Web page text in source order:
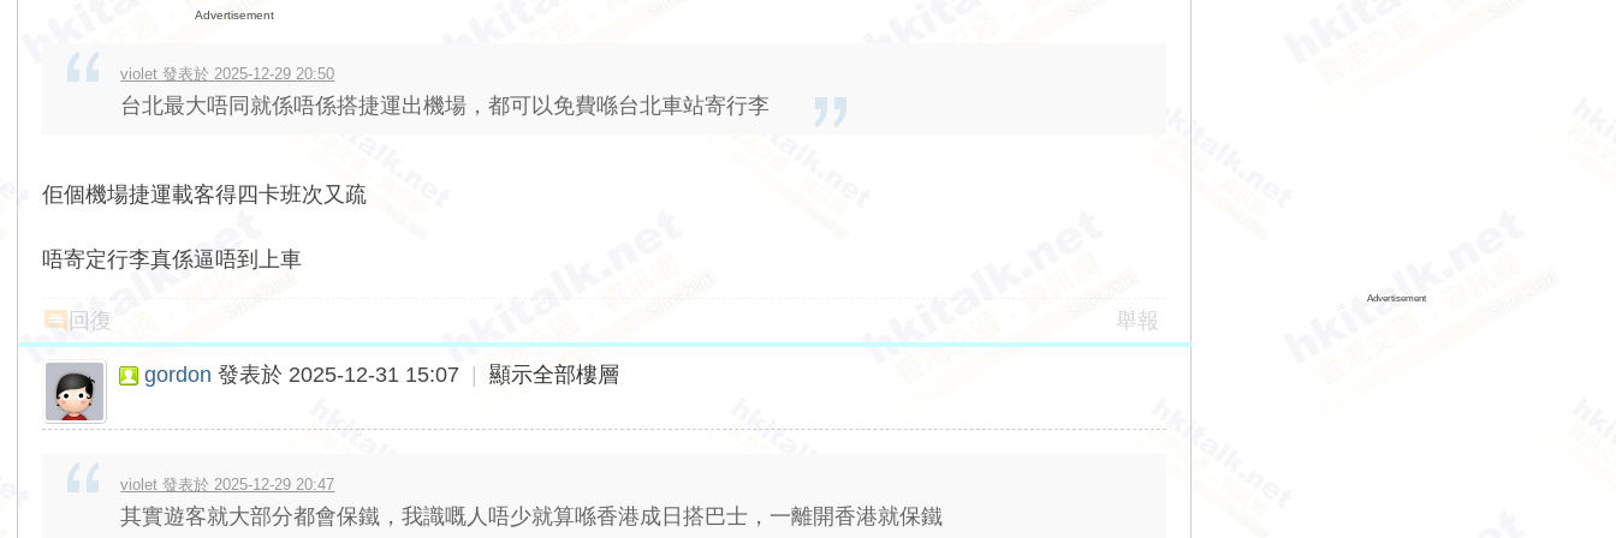
Advertisement
violet 發表於 2025-12-29 20:50
台北最大唔同就係唔係搭捷運出機場，都可以免費喺台北車站寄行李
佢個機場捷運載客得四卡班次又疏
唔寄定行李真係逼唔到上車
回復 舉報
gordon 發表於 2025-12-31 15:07 顯示全部樓層
violet 發表於 2025-12-29 20:47
其實遊客就大部分都會保鐵，我識嘅人唔少就算喺香港成日搭巴士，一離開香港就保鐵
Advertisement